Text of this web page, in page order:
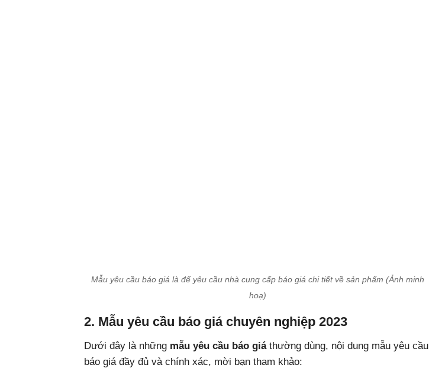
Mẫu yêu cầu báo giá là để yêu cầu nhà cung cấp báo giá chi tiết về sản phẩm (Ảnh minh
hoạ)
2. Mẫu yêu cầu báo giá chuyên nghiệp 2023
Dưới đây là những mẫu yêu cầu báo giá thường dùng, nội dung mẫu yêu cầu
báo giá đầy đủ và chính xác, mời bạn tham khảo: